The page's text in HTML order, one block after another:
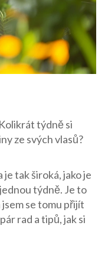
týdně si
ze svých vlasů?
tak široká, jako je
týdně. Je to
se tomu přijít
rad a tipů, jak si